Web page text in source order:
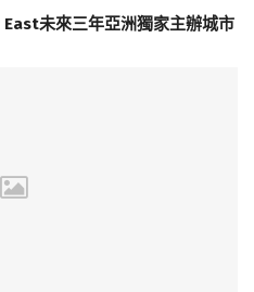
未來三年亞洲獨家主辦城市